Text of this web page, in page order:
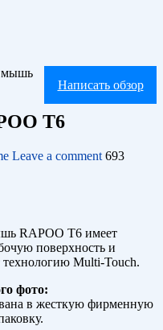
Написать обзор
мышь
Т6
Leave a comment 693
RAPOO Т6 имеет
поверхность и
технологию Multi-Touch.
фото:
в жесткую фирменную